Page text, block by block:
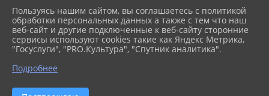
2026 г. muzeikim.ru
Вход
Карта сайта
Политика обработки персональных данных
Сделано на KubCMS
Пользуясь нашим сайтом, вы соглашаетесь с политикой
обработки персональных данных а также с тем что наш
веб-сайт и другие подключенные к веб-сайту сторонние
сервисы используют cookies такие как Яндекс Метрика,
"Госуслуги", "PRO.Культура", "Спутник аналитика".
Подробнее